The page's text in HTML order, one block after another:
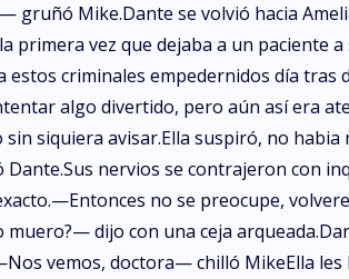
Mike.Dante se volvió hacia
primera vez que dejaba a un paciente
criminales empedernidos día tras
algo divertido, pero aún así era
siquiera avisar.Ella suspiró, no habia
nervios se contrajeron con
no se preocupe,
dijo con una ceja
vemos, doctora— chilló MikeElla les